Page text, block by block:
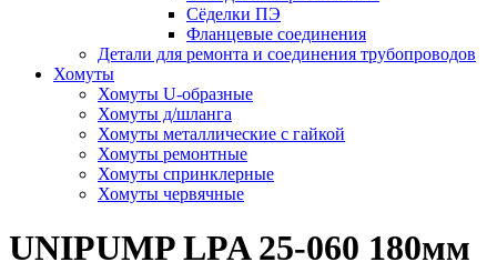
Сёделки ПЭ
Фланцевые соединения
Детали для ремонта и соединения трубопроводов
Хомуты
Хомуты U-образные
Хомуты д/шланга
Хомуты металлические с гайкой
Хомуты ремонтные
Хомуты спринклерные
Хомуты червячные
UNIPUMP LPA 25-060 180мм